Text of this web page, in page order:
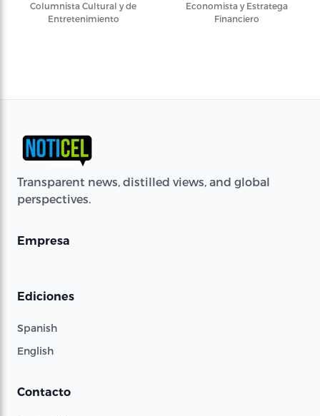
Columnista Cultural y de
Entretenimiento
Economista y Estratega
Financiero
Transparent news, distilled views, and global
perspectives.
Empresa
Ediciones
Spanish
English
Contacto